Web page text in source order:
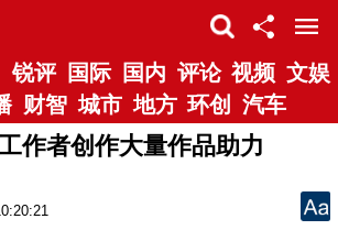
锐评 国际 国内 评论 视频 文娱
财智 城市 地方 环创 汽车
作者创作大量作品助力